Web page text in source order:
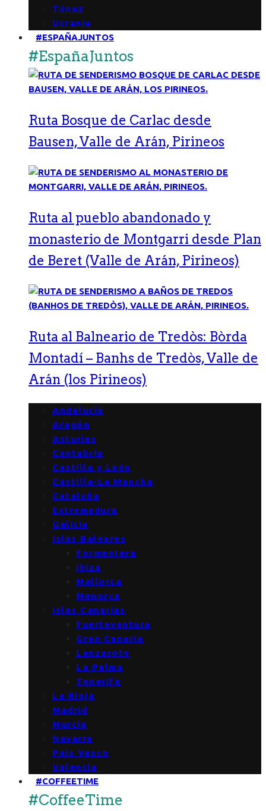
Túnez
Ucrania
#ESPAÑAJUNTOS
#EspañaJuntos
Ruta Bosque de Carlac desde
Bausen, Valle de Arán, Pirineos
Ruta al pueblo abandonado y
monasterio de Montgarri desde Plan
de Beret (Valle de Arán, Pirineos)
Ruta al Balneario de Tredòs: Bòrda
Montadí – Banhs de Tredòs, Valle de
Arán (los Pirineos)
Andalucía
Aragón
Asturias
Cantabria
Castilla y León
Castilla-La Mancha
Cataluña
Extremadura
Galicia
Islas Baleares
Formentera
Ibiza
Mallorca
Menorca
Islas Canarias
Fuerteventura
Gran Canaria
Lanzarote
La Palma
Tenerife
La Rioja
Madrid
Murcia
Navarra
País Vasco
Valencia
#COFFEETIME
#CoffeeTime